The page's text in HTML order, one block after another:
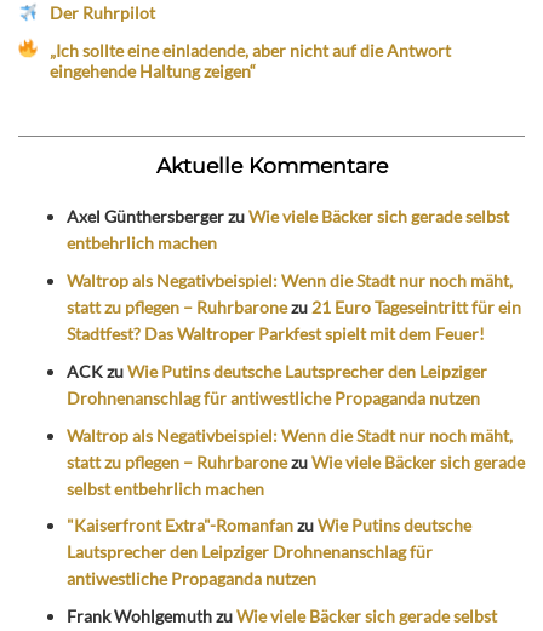
Der Ruhrpilot
„Ich sollte eine einladende, aber nicht auf die Antwort
eingehende Haltung zeigen“
Aktuelle Kommentare
Axel GünthersbergerzuWie viele Bäcker sich gerade selbst
entbehrlich machen
Waltrop als Negativbeispiel: Wenn die Stadt nur noch mäht,
statt zu pflegen – Ruhrbaronezu 21 Euro Tageseintritt für ein
Stadtfest? Das Waltroper Parkfest spielt mit dem Feuer!
ACKzuWie Putins deutsche Lautsprecher den Leipziger
Drohnenanschlag für antiwestliche Propaganda nutzen
Waltrop als Negativbeispiel: Wenn die Stadt nur noch mäht,
statt zu pflegen – RuhrbaronezuWie viele Bäcker sich gerade
selbst entbehrlich machen
"Kaiserfront Extra"-RomanfanzuWie Putins deutsche
Lautsprecher den Leipziger Drohnenanschlag für
antiwestliche Propaganda nutzen
Frank WohlgemuthzuWie viele Bäcker sich gerade selbst